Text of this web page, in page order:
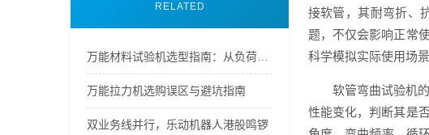
RELATED
万能拉力机选购误区与避坑指南
双业务线并行，乐动机器人港股鸣锣
接软管，其耐弯折、
题，不仅会影响正常
科学模拟实际使用场
软管弯曲试验机
性能变化，判断其是